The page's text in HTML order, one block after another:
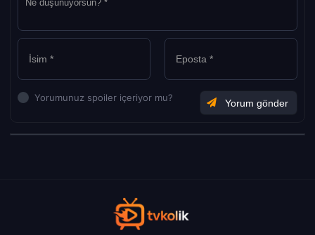
Yorumunuz spoiler içeriyor mu?